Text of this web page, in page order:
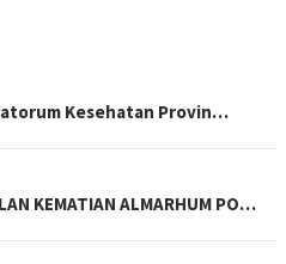
Kesehatan Provin…
KEMATIAN ALMARHUM PO…